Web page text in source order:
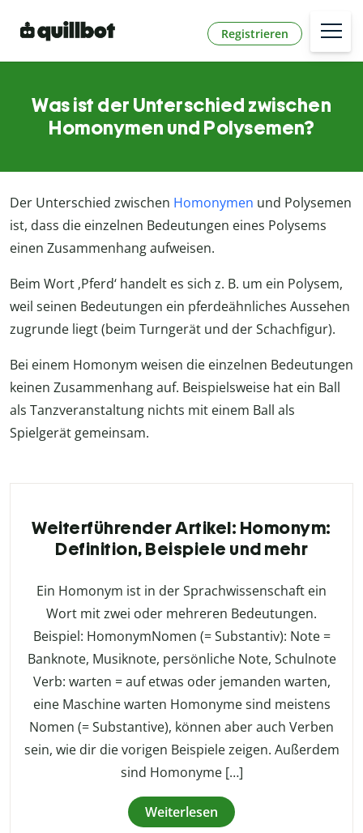
Registrieren
Was ist der Unterschied zwischen
Homonymen und Polysemen?
Der Unterschied zwischen Homonymen und Polysemen
ist, dass die einzelnen Bedeutungen eines Polysems
einen Zusammenhang aufweisen.
Beim Wort ‚Pferd‘ handelt es sich z. B. um ein Polysem,
weil seinen Bedeutungen ein pferdeähnliches Aussehen
zugrunde liegt (beim Turngerät und der Schachfigur).
Bei einem Homonym weisen die einzelnen Bedeutungen
keinen Zusammenhang auf. Beispielsweise hat ein Ball
als Tanzveranstaltung nichts mit einem Ball als
Spielgerät gemeinsam.
Weiterführender Artikel: Homonym:
Definition, Beispiele und mehr
Ein Homonym ist in der Sprachwissenschaft ein
Wort mit zwei oder mehreren Bedeutungen.
Beispiel: HomonymNomen (= Substantiv): Note =
Banknote, Musiknote, persönliche Note, Schulnote
Verb: warten = auf etwas oder jemanden warten,
eine Maschine warten Homonyme sind meistens
Nomen (= Substantive), können aber auch Verben
sein, wie dir die vorigen Beispiele zeigen. Außerdem
sind Homonyme […]
Weiterlesen